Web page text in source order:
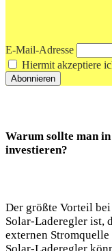
E-Mail-Adresse
Hiermit akzeptiere
Warum sollte man
investieren?
Der größte Vorteil
Solar-Laderegler ist,
externen